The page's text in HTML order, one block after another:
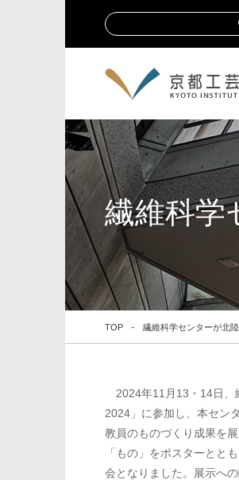
繊維科学
TOP 繊維科学センターが北
2024年11月13・14日、
2024」に参加し、本セン
教員のものづくり成果を
「もの」をポスターとと
会となりました。展示へ